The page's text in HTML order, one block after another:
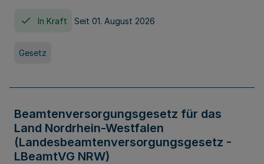
In Kraft Seit 01. August 2026
Gesetz
Beamtenversorgungsgesetz für das
Land Nordrhein-Westfalen
(Landesbeamtenversorgungsgesetz -
LBeamtVG NRW)